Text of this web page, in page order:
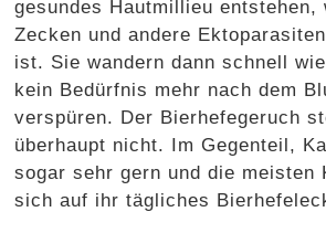
gesundes Hautmillieu entstehen,
Zecken und andere
ist. Sie wandern dann schnell
kein Bedürfnis mehr nach dem
verspüren. Der Bierhefegeruch
überhaupt nicht. Im Gegenteil,
sogar sehr gern und die meisten
sich auf ihr tägliches